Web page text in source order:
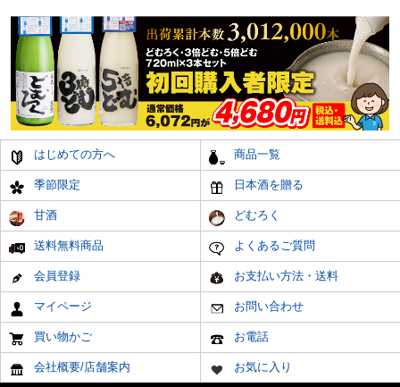
はじめての方へ 商品一覧
季節限定 日本酒を贈る
甘酒 どむろく
送料無料商品 よくあるご質問
会員登録 お支払い方法・送料
マイページ お問い合わせ
買い物かご お電話
会社概要/店舗案内 お気に入り